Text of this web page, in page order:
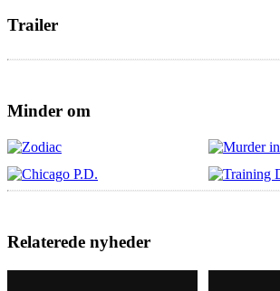
Trailer
Minder om
Relaterede nyheder